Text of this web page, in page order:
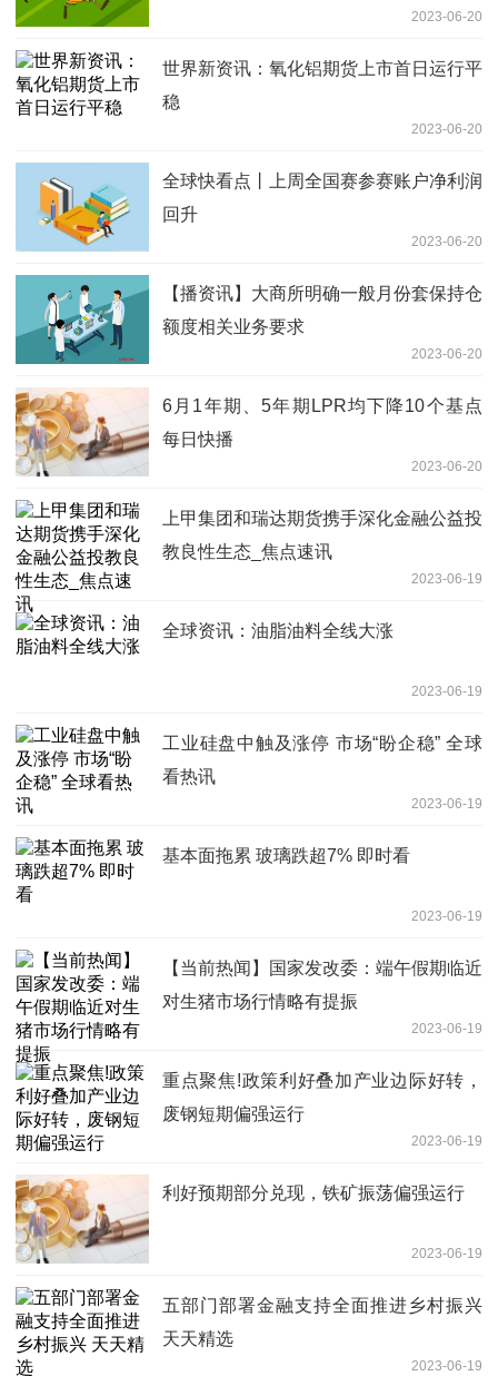
2023-06-20
世界新资讯：氧化铝期货上市首日运行平
稳
2023-06-20
全球快看点丨上周全国赛参赛账户净利润
回升
2023-06-20
【播资讯】大商所明确一般月份套保持仓
额度相关业务要求
2023-06-20
6月1年期、5年期LPR均下降10个基点
每日快播
2023-06-20
上甲集团和瑞达期货携手深化金融公益投
教良性生态_焦点速讯
2023-06-19
全球资讯：油脂油料全线大涨
2023-06-19
工业硅盘中触及涨停 市场“盼企稳” 全球
看热讯
2023-06-19
基本面拖累 玻璃跌超7% 即时看
2023-06-19
【当前热闻】国家发改委：端午假期临近
对生猪市场行情略有提振
2023-06-19
重点聚焦!政策利好叠加产业边际好转，
废钢短期偏强运行
2023-06-19
利好预期部分兑现，铁矿振荡偏强运行
2023-06-19
五部门部署金融支持全面推进乡村振兴
天天精选
2023-06-19